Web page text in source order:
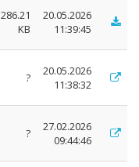
286.21
KB
20.05.2026
11:39:45
?
20.05.2026
11:38:32
?
27.02.2026
09:44:46